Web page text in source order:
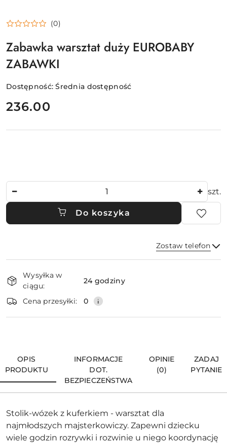
(0)
Zabawka warsztat duży EUROBABY
ZABAWKI
Dostępność:Średnia dostępność
cena:
236.00
szt.
Do koszyka
Zostaw telefon
i
dostawa
Wysyłka w
ciągu:
24 godziny
Cena przesyłki: 0
OPIS
PRODUKTU
INFORMACJE
DOT.
BEZPIECZEŃSTWA
OPINIE
(0)
ZADAJ
PYTANIE
Stolik-wózek z kuferkiem - warsztat dla
najmłodszych majsterkowiczy. Zapewni dziecku
wiele godzin rozrywki i rozwinie u niego koordynację